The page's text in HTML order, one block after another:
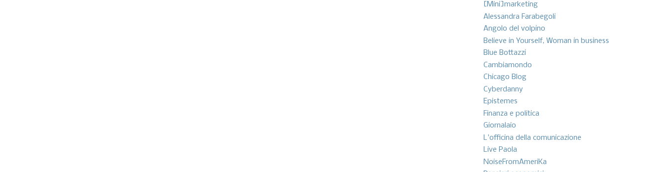
[Mini]marketing
Alessandra Farabegoli
Angolo del volpino
Believe in Yourself, Woman in business
Blue Bottazzi
Cambiamondo
Chicago Blog
Cyberdanny
Epistemes
Finanza e politica
Giornalaio
L'officina della comunicazione
Live Paola
NoiseFromAmeriKa